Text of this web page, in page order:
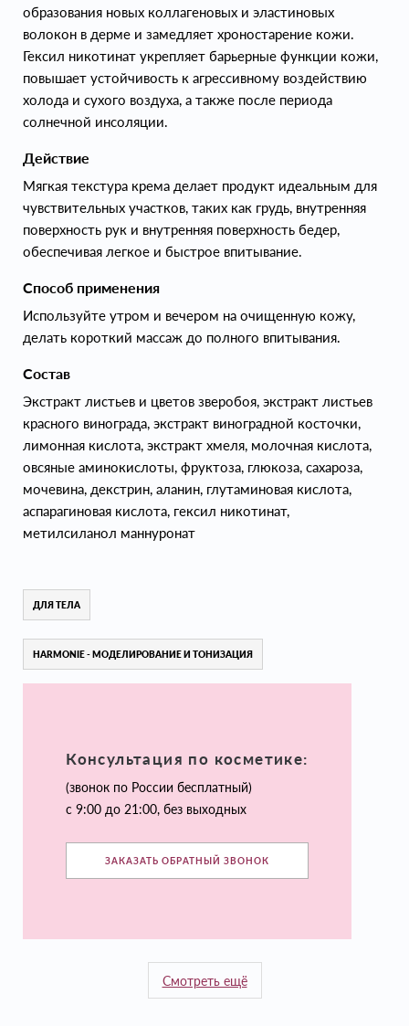
образования новых коллагеновых и эластиновых
волокон в дерме и замедляет хроностарение кожи.
Гексил никотинат укрепляет барьерные функции кожи,
повышает устойчивость к агрессивному воздействию
холода и сухого воздуха, а также после периода
солнечной инсоляции.
Действие
Мягкая текстура крема делает продукт идеальным для
чувствительных участков, таких как грудь, внутренняя
поверхность рук и внутренняя поверхность бедер,
обеспечивая легкое и быстрое впитывание.
Способ применения
Используйте утром и вечером на очищенную кожу,
делать короткий массаж до полного впитывания.
Состав
Экстракт листьев и цветов зверобоя, экстракт листьев
красного винограда, экстракт виноградной косточки,
лимонная кислота, экстракт хмеля, молочная кислота,
овсяные аминокислоты, фруктоза, глюкоза, сахароза,
мочевина, декстрин, аланин, глутаминовая кислота,
аспарагиновая кислота, гексил никотинат,
метилсиланол маннуронат
ДЛЯ ТЕЛА
HARMONIE - МОДЕЛИРОВАНИЕ И ТОНИЗАЦИЯ
Консультация по косметике:
(звонок по России бесплатный)
с 9:00 до 21:00, без выходных
ЗАКАЗАТЬ ОБРАТНЫЙ ЗВОНОК
Смотреть ещё